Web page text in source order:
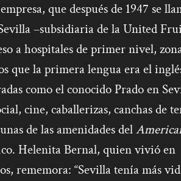
que después de 1947 se
–subsidiaria de la United
a hospitales de primer nivel,
que la primera lengua era el
como el conocido Prado en
cine, caballerizas, canchas de
de las amenidades del
Helenita Bernal, quien vivió en
rememora: “Sevilla tenía más